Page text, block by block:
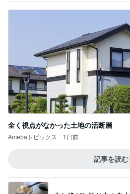
全く視点がなかった土地の活断層
Amebaトピックス 1日前
記事を読む